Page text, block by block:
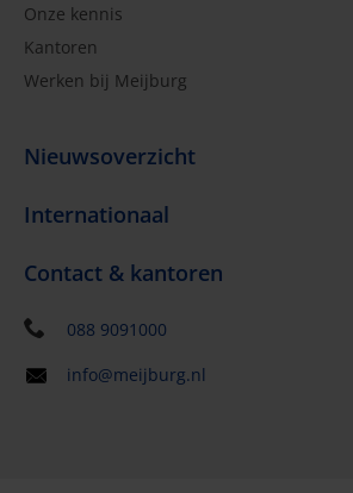
Onze kennis
Kantoren
Werken bij Meijburg
Nieuwsoverzicht
Internationaal
Contact & kantoren
088 9091000
info@meijburg.nl